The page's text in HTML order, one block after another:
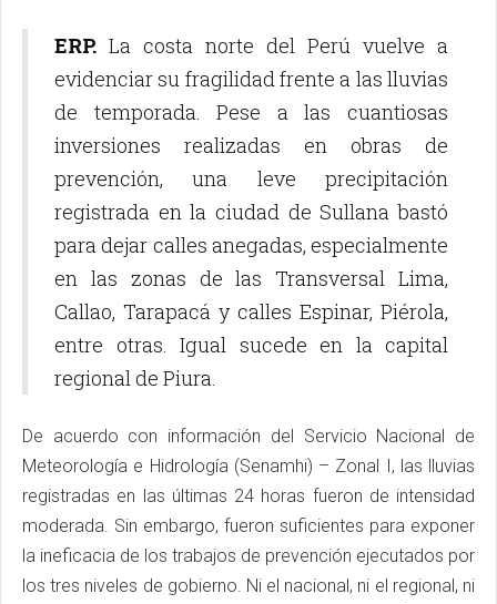
ERP. La costa norte del Perú vuelve a
evidenciar su fragilidad frente a las lluvias
de temporada. Pese a las cuantiosas
inversiones realizadas en obras de
prevención, una leve precipitación
registrada en la ciudad de Sullana bastó
para dejar calles anegadas, especialmente
en las zonas de las Transversal Lima,
Callao, Tarapacá y calles Espinar, Piérola,
entre otras. Igual sucede en la capital
regional de Piura.
De acuerdo con información del Servicio Nacional de
Meteorología e Hidrología (Senamhi) – Zonal I, las lluvias
registradas en las últimas 24 horas fueron de intensidad
moderada. Sin embargo, fueron suficientes para exponer
la ineficacia de los trabajos de prevención ejecutados por
los tres niveles de gobierno. Ni el nacional, ni el regional, ni